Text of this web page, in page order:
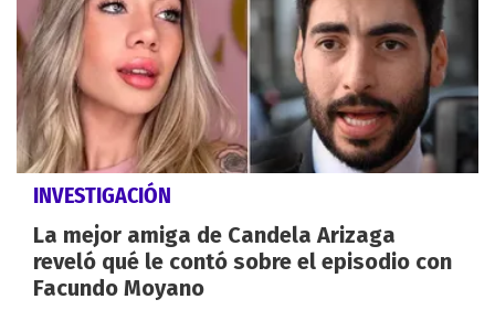
INVESTIGACIÓN
La mejor amiga de Candela Arizaga
reveló qué le contó sobre el episodio con
Facundo Moyano